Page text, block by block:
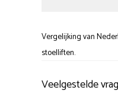
Vergelijking van
stoelliften.
Veelgestelde